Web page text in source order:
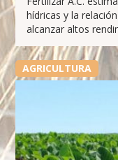
hídricas y la
alcanzar altos
AGRICULTURA